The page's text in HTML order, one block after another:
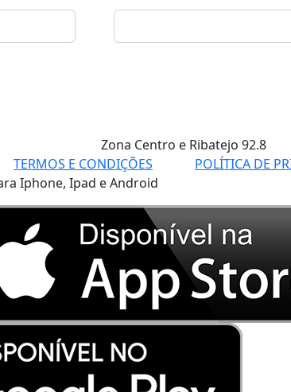
Zona Centro e Ribatejo 92.8
TERMOS E CONDIÇÕES POLÍTICA DE
Iphone, Ipad e Android